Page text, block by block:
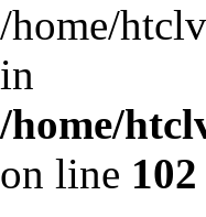
/home/
in
/home/
on line 102